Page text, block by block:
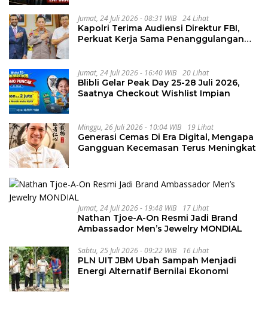
Jumat, 24 Juli 2026 - 08:31 WIB 24 Lihat
Kapolri Terima Audiensi Direktur FBI,
Perkuat Kerja Sama Penanggulangan
Jumat, 24 Juli 2026 - 16:40 WIB 20 Lihat
Blibli Gelar Peak Day 25-28 Juli 2026,
Saatnya Checkout Wishlist Impian
Minggu, 26 Juli 2026 - 10:04 WIB 19 Lihat
Generasi Cemas Di Era Digital, Mengapa
Gangguan Kecemasan Terus Meningkat
Jumat, 24 Juli 2026 - 19:48 WIB 17 Lihat
Nathan Tjoe-A-On Resmi Jadi Brand
Ambassador Men’s Jewelry MONDIAL
Sabtu, 25 Juli 2026 - 09:22 WIB 16 Lihat
PLN UIT JBM Ubah Sampah Menjadi
Energi Alternatif Bernilai Ekonomi